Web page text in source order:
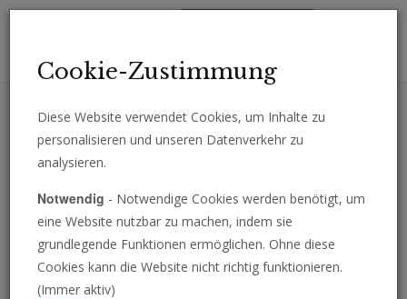
Erhalten Sie wichtige Analysen, Kommentare und Nachrichten
Cookie-Zustimmung
Diese Website verwendet Cookies, um Inhalte zu
personalisieren und unseren Datenverkehr zu
analysieren.
Notwendig - Notwendige Cookies werden benötigt, um
eine Website nutzbar zu machen, indem sie
grundlegende Funktionen ermöglichen. Ohne diese
Cookies kann die Website nicht richtig funktionieren.
(Immer aktiv)